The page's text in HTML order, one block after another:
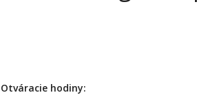
Otváracie hodiny: